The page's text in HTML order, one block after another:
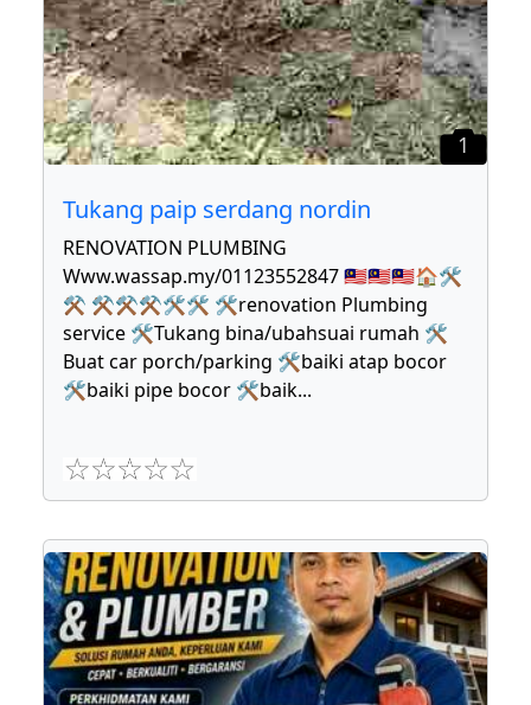
1
Tukang paip serdang nordin
RENOVATION PLUMBING
Www.wassap.my/01123552847 🇲🇾🇲🇾🇲🇾🏠🛠
⚒ ⚒⚒⚒🛠🛠 🛠renovation Plumbing
service 🛠Tukang bina/ubahsuai rumah 🛠
Buat car porch/parking 🛠baiki atap bocor
🛠baiki pipe bocor 🛠baik...